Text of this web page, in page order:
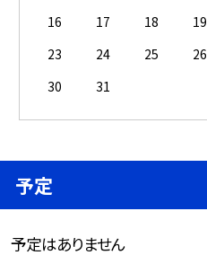
16
17 18 19
23
24 25 26
30
31
予定
予定はありません